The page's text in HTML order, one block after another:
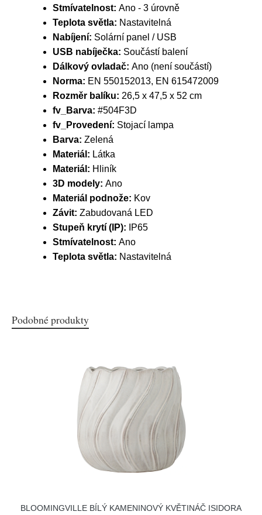
Stmívatelnost: Ano - 3 úrovně
Teplota světla: Nastavitelná
Nabíjení: Solární panel / USB
USB nabíječka: Součástí balení
Dálkový ovladač: Ano (není součástí)
Norma: EN 550152013, EN 615472009
Rozměr balíku: 26,5 x 47,5 x 52 cm
fv_Barva: #504F3D
fv_Provedení: Stojací lampa
Barva: Zelená
Materiál: Látka
Materiál: Hliník
3D modely: Ano
Materiál podnože: Kov
Závit: Zabudovaná LED
Stupeň krytí (IP):
IP65
Stmívatelnost: Ano
Teplota světla: Nastavitelná
Podobné produkty
BLOOMINGVILLE BÍLÝ KAMENINOVÝ KVĚTINÁČ ISIDORA